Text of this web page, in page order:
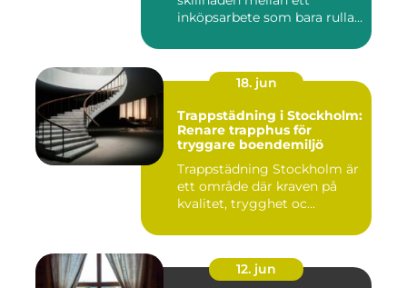
inköpsarbete som bara rullar
18. jun
Trappstädning i Stockholm:
Renare trapphus för
tryggare boendemiljö
Trappstädning Stockholm är
ett område där kraven på
kvalitet, trygghet oc...
12. jun